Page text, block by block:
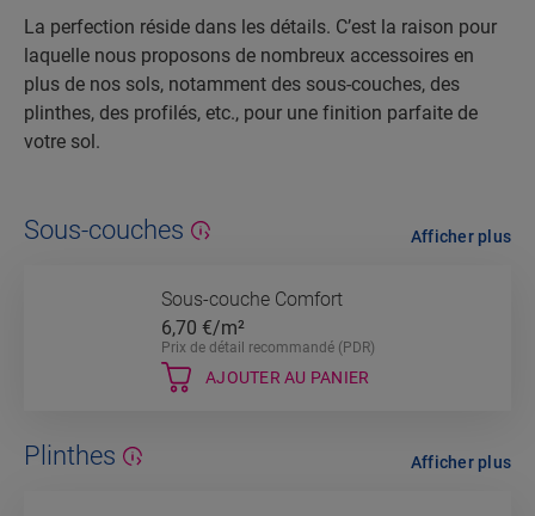
La perfection réside dans les détails. C’est la raison pour
laquelle nous proposons de nombreux accessoires en
plus de nos sols, notamment des sous-couches, des
plinthes, des profilés, etc., pour une finition parfaite de
votre sol.
Sous-couches
Sous-couche Comfort
6,70 €/m²
Prix de détail recommandé (PDR)
AJOUTER AU PANIER
Afficher plus
Plinthes Afficher plus